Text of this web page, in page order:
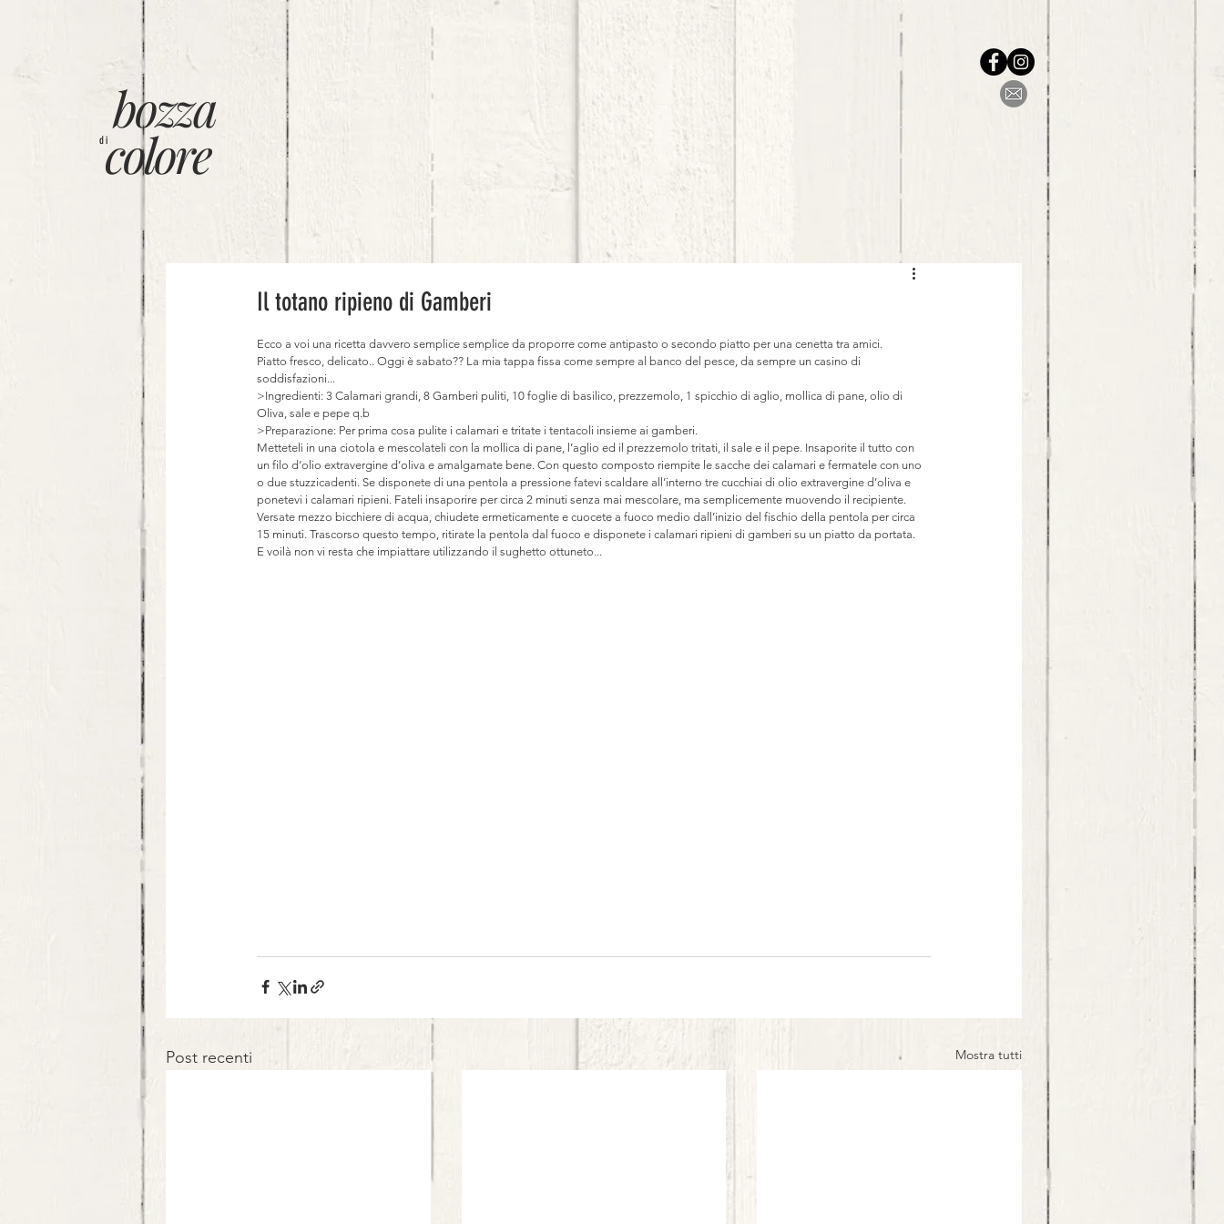
bozza
colore
di
Il totano ripieno di Gamberi
Ecco a voi una ricetta davvero semplice semplice da proporre come antipasto o secondo piatto per una cenetta tra amici.
Piatto fresco, delicato.. Oggi è sabato?? La mia tappa fissa come sempre al banco del pesce, da sempre un casino di
soddisfazioni...
>Ingredienti: 3 Calamari grandi, 8 Gamberi puliti, 10 foglie di basilico, prezzemolo, 1 spicchio di aglio, mollica di pane, olio di
Oliva, sale e pepe q.b
>Preparazione: Per prima cosa pulite i calamari e tritate i tentacoli insieme ai gamberi.
Metteteli in una ciotola e mescolateli con la mollica di pane, l’aglio ed il prezzemolo tritati, il sale e il pepe. Insaporite il tutto con
un filo d’olio extravergine d’oliva e amalgamate bene. Con questo composto riempite le sacche dei calamari e fermatele con uno
o due stuzzicadenti. Se disponete di una pentola a pressione fatevi scaldare all’interno tre cucchiai di olio extravergine d’oliva e
ponetevi i calamari ripieni. Fateli insaporire per circa 2 minuti senza mai mescolare, ma semplicemente muovendo il recipiente.
Versate mezzo bicchiere di acqua, chiudete ermeticamente e cuocete a fuoco medio dall’inizio del fischio della pentola per circa
15 minuti. Trascorso questo tempo, ritirate la pentola dal fuoco e disponete i calamari ripieni di gamberi su un piatto da portata.
E voilà non vi resta che impiattare utilizzando il sughetto ottuneto...
Post recenti Mostra tutti